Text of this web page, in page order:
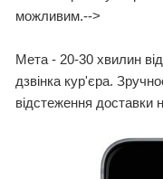
можливим.-->
Мета - 20-30 хвилин
дзвінка кур'єра.
відстеження доставки